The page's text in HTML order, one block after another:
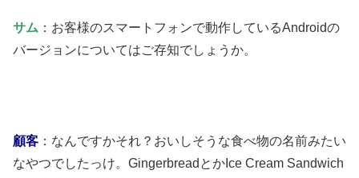
サム ：お客様のスマートフォンで動作しているAndroidの
バージョンについてはご存知でしょうか。
顧客 ：なんですかそれ？おいしそうな食べ物の名前みたい
なやつでしたっけ。GingerbreadとかIce Cream Sandwich